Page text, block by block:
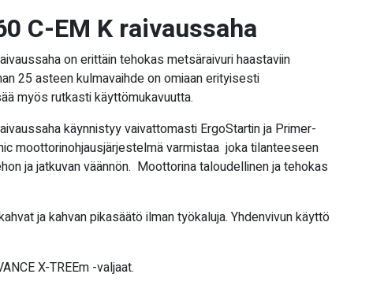
C-EM K raivaussaha
on erittäin tehokas metsäraivuri haastaviin
25 asteen kulmavaihde on omiaan erityisesti
myös rutkasti käyttömukavuutta.
käynnistyy vaivattomasti ErgoStartin ja Primer-
moottorinohjausjärjestelmä varmistaa joka tilanteeseen
ja jatkuvan väännön. Moottorina taloudellinen ja tehokas
ja kahvan pikasäätö ilman työkaluja. Yhdenvivun käyttö
X-TREEm -valjaat.